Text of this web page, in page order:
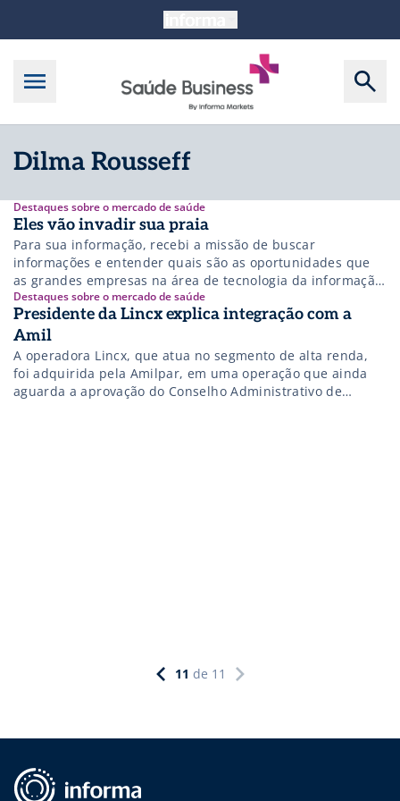
Dilma Rousseff
Destaques sobre o mercado de saúde
Eles vão invadir sua praia
Para sua informação, recebi a missão de buscar
informações e entender quais são as oportunidades que
as grandes empresas na área de tecnologia da informação
enxergam na saúde pública brasileira. Sim, elas já estão
descobrindo esta área e vindo com tudo: invadindo a praia
com guarda-sol e cadeira, e olhando para um mar azul
cheio […]
Destaques sobre o mercado de saúde
Presidente da Lincx explica integração com a
Amil
A operadora Lincx, que atua no segmento de alta renda,
foi adquirida pela Amilpar, em uma operação que ainda
aguarda a aprovação do Conselho Administrativo de
11 de 11